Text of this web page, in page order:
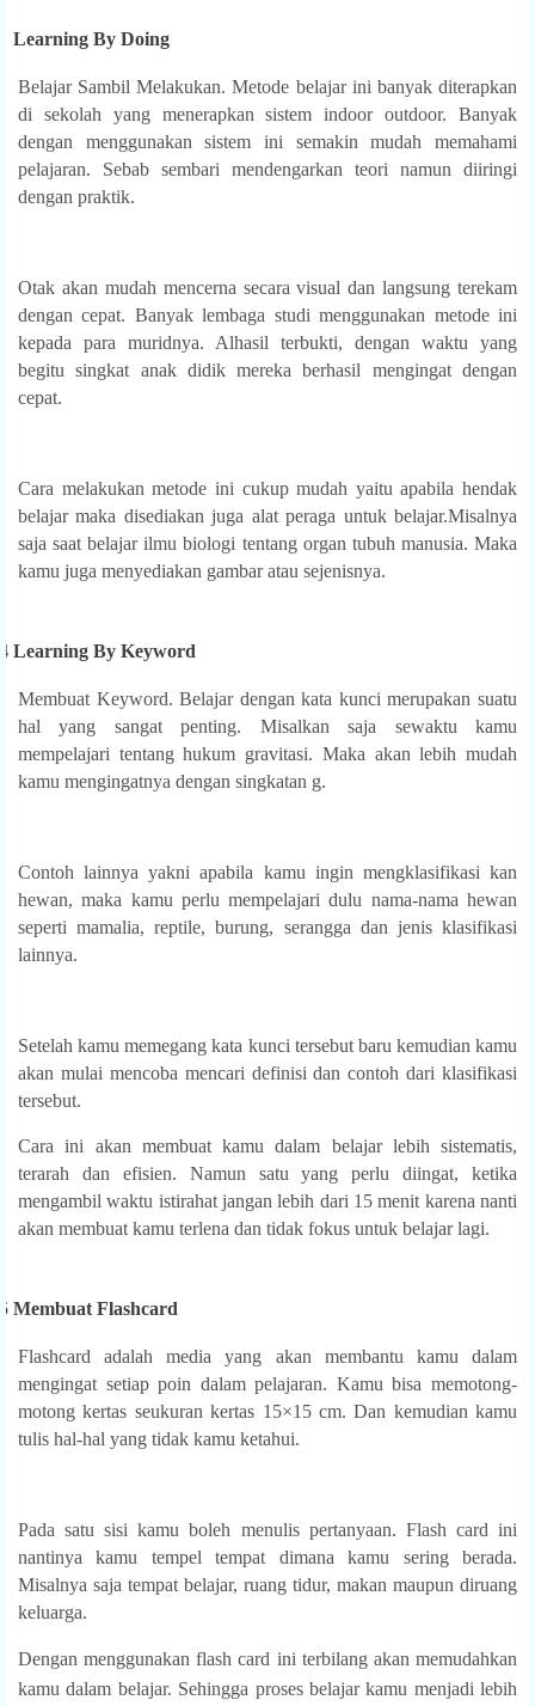
By Doing
Belajar Sambil Melakukan. Metode belajar ini banyak diterapkan
di sekolah yang menerapkan sistem indoor outdoor. Banyak
dengan menggunakan sistem ini semakin mudah memahami
pelajaran. Sebab sembari mendengarkan teori namun diiringi
dengan praktik.
Otak akan mudah mencerna secara visual dan langsung terekam
dengan cepat. Banyak lembaga studi menggunakan metode ini
kepada para muridnya. Alhasil terbukti, dengan waktu yang
begitu singkat anak didik mereka berhasil mengingat dengan
cepat.
Cara melakukan metode ini cukup mudah yaitu apabila hendak
belajar maka disediakan juga alat peraga untuk belajar.Misalnya
saja saat belajar ilmu biologi tentang organ tubuh manusia. Maka
kamu juga menyediakan gambar atau sejenisnya.
Learning By Keyword
Membuat Keyword. Belajar dengan kata kunci merupakan suatu
hal yang sangat penting. Misalkan saja sewaktu kamu
mempelajari tentang hukum gravitasi. Maka akan lebih mudah
kamu mengingatnya dengan singkatan g.
Contoh lainnya yakni apabila kamu ingin mengklasifikasi kan
hewan, maka kamu perlu mempelajari dulu nama-nama hewan
seperti mamalia, reptile, burung, serangga dan jenis klasifikasi
lainnya.
Setelah kamu memegang kata kunci tersebut baru kemudian kamu
akan mulai mencoba mencari definisi dan contoh dari klasifikasi
tersebut.
Cara ini akan membuat kamu dalam belajar lebih sistematis,
terarah dan efisien. Namun satu yang perlu diingat, ketika
mengambil waktu istirahat jangan lebih dari 15 menit karena nanti
akan membuat kamu terlena dan tidak fokus untuk belajar lagi.
Membuat Flashcard
Flashcard adalah media yang akan membantu kamu dalam
mengingat setiap poin dalam pelajaran. Kamu bisa memotong-
motong kertas seukuran kertas 15×15 cm. Dan kemudian kamu
tulis hal-hal yang tidak kamu ketahui.
Pada satu sisi kamu boleh menulis pertanyaan. Flash card ini
nantinya kamu tempel tempat dimana kamu sering berada.
Misalnya saja tempat belajar, ruang tidur, makan maupun diruang
keluarga.
Dengan menggunakan flash card ini terbilang akan memudahkan
kamu dalam belajar. Sehingga proses belajar kamu menjadi lebih